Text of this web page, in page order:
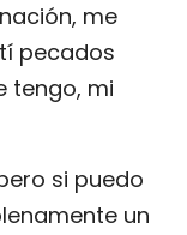
me
pecados
tengo, mi
si puedo
un